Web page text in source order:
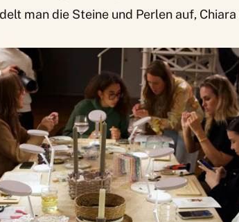
man die Steine und Perlen auf,